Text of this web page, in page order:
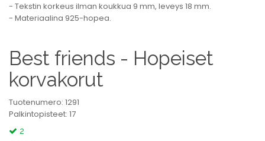
- Tekstin korkeus ilman koukkua 9 mm, leveys 18 mm.
- Materiaalina 925-hopea.
Best friends - Hopeiset
korvakorut
Tuotenumero: 1291
Palkintopisteet: 17
2